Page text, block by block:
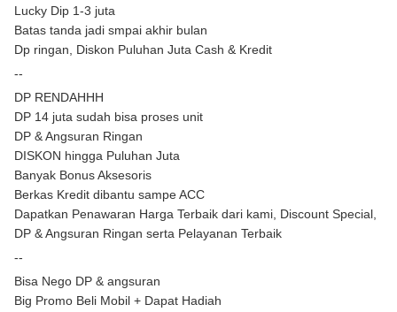
Lucky Dip 1-3 juta
Batas tanda jadi smpai akhir bulan
Dp ringan, Diskon Puluhan Juta Cash & Kredit
--
DP RENDAHHH
DP 14 juta sudah bisa proses unit
DP & Angsuran Ringan
DISKON hingga Puluhan Juta
Banyak Bonus Aksesoris
Berkas Kredit dibantu sampe ACC
Dapatkan Penawaran Harga Terbaik dari kami, Discount Special,
DP & Angsuran Ringan serta Pelayanan Terbaik
--
Bisa Nego DP & angsuran
Big Promo Beli Mobil + Dapat Hadiah